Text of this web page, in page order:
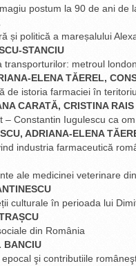
postum la 90 de ani de
și politică a mareșalului
STANCIU
transporturilor: metroul
ELENA TĂEREL,
de istoria farmaciei în
CARATĂ, CRISTINA RAIS
– Constantin Iugulescu ca
ADRIANA-ELENA
industria farmaceutică
ale medicinei veterinare
culturale în perioada lui
din România
BANCIU
şi contributiile